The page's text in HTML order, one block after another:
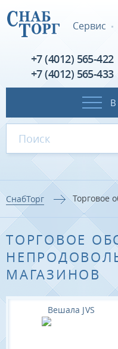
Сервис
+7 (4012) 565-422
+7 (4012) 565-433
СнабТорг Торговое
ТОРГОВОЕ
МАГАЗИНОВ
Вешала JVS